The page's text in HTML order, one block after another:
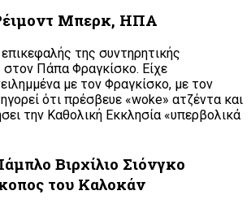
Μπερκ, ΗΠΑ
της συντηρητικής
στον Πάπα Φραγκίσκο. Είχε
με τον Φραγκίσκο, με τον
ότι πρέσβευε «woke» ατζέντα και
την Καθολική Εκκλησία «υπερβολικά
Βιρχίλιο Σιόνγκο
του Καλοκάν